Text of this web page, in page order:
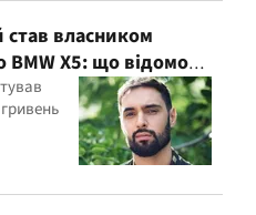
став власником
BMW X5: що відомо